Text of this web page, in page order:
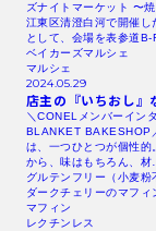
ズナイトマーケット 〜
江東区清澄白河で開催
として、会場を表参道B-
ベイカーズマルシェ
マルシェ
2024.05.29
店主の『いちおし
＼CONELメンバーイン
BLANKET BAKESHOP
は、一つひとつが個性
から、味はもちろん、材
グルテンフリー（小麦粉
ダークチェリーのマフィ
マフィン
レクチンレス